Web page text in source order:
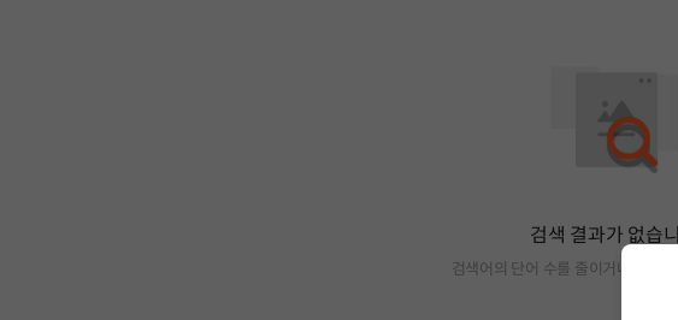
검색 결과가 없습
검색어의 단어 수를 줄이거나 필터조